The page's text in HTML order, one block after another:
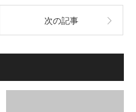
次の記事